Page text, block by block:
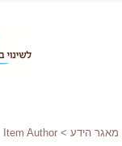
מאגר הידע >
Item Author